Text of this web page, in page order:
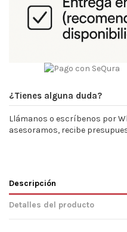
¿Tienes alguna duda?
Llámanos o escríbenos por
asesoramos, recibe
Descripción
Detalles del producto